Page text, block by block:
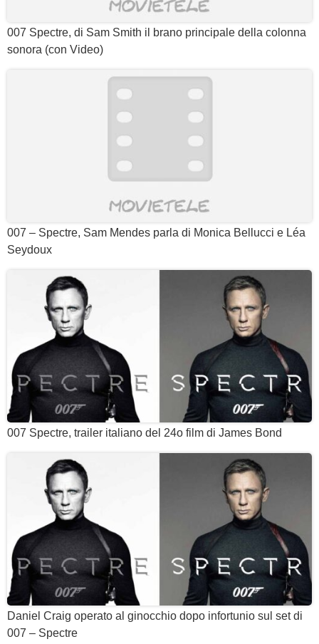
007 Spectre, di Sam Smith il brano principale della colonna
sonora (con Video)
007 – Spectre, Sam Mendes parla di Monica Bellucci e Léa
Seydoux
007 Spectre, trailer italiano del 24o film di James Bond
Daniel Craig operato al ginocchio dopo infortunio sul set di
007 – Spectre